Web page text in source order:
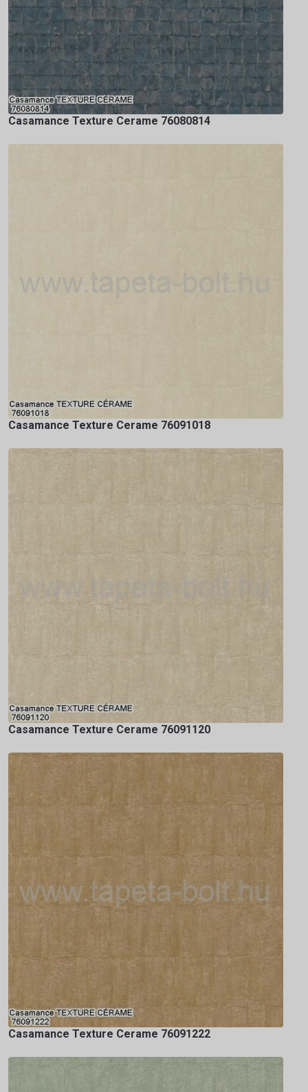
Casamance Texture Cerame 76080814
Casamance Texture Cerame 76091018
Casamance Texture Cerame 76091120
Casamance Texture Cerame 76091222